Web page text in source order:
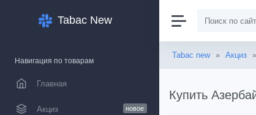
Tabac New
Навигация по товарам
Главная
Акциз новое
Tabac new » Акциз
Купить